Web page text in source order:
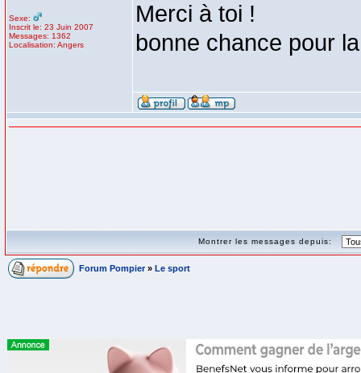
Sexe:
Inscrit le: 23 Juin 2007
Messages: 1362
Localisation: Angers
Merci à toi !
bonne chance pour
Montrer les messages depuis:
Forum Pompier » Le sport